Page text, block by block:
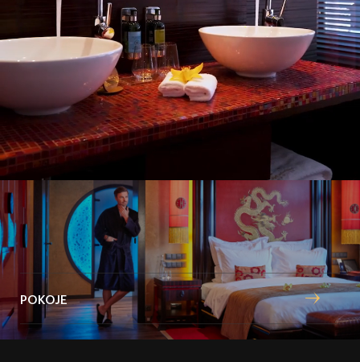
pár kroků od Staroměstského náměstí se moderní životní
styl snoubí s atmosférou východních kultur.
Boutique hotel
POKOJE